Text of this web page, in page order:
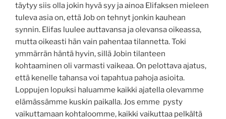
täytyy siis olla jokin hyvä syy ja ainoa Elifaksen mieleen
tuleva asia on, että Job on tehnyt jonkin kauhean
synnin. Elifas luulee auttavansa ja olevansa oikeassa,
mutta oikeasti hän vain pahentaa tilannetta. Toki
ymmärrän häntä hyvin, sillä Jobin tilanteen
kohtaaminen oli varmasti vaikeaa. On pelottava ajatus,
että kenelle tahansa voi tapahtua pahoja asioita.
Loppujen lopuksi haluamme kaikki ajatella olevamme
elämässämme kuskin paikalla. Jos emme pysty
vaikuttamaan kohtaloomme, kaikki vaikuttaa pelkältä